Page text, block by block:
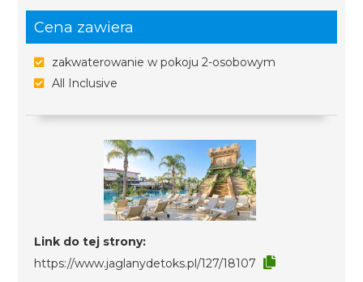
Cena zawiera
zakwaterowanie w pokoju 2-osobowym
All Inclusive
Link do tej strony:
https://www.jaglanydetoks.pl/127/18107